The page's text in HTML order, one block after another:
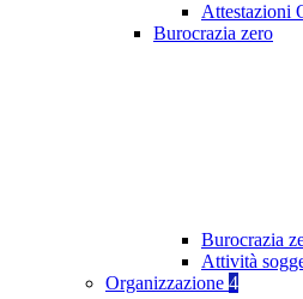
Attestazioni
Burocrazia zero
Burocrazia
Attività
Organizzazione 4